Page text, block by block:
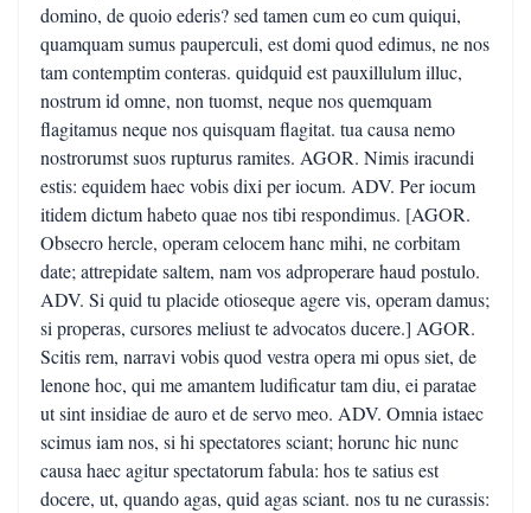
domino, de quoio ederis? sed tamen cum eo cum quiqui,
quamquam sumus pauperculi, est domi quod edimus, ne nos
tam contemptim conteras. quidquid est pauxillulum illuc,
nostrum id omne, non tuomst, neque nos quemquam
flagitamus neque nos quisquam flagitat. tua causa nemo
nostrorumst suos rupturus ramites. AGOR. Nimis iracundi
estis: equidem haec vobis dixi per iocum. ADV. Per iocum
itidem dictum habeto quae nos tibi respondimus. [AGOR.
Obsecro hercle, operam celocem hanc mihi, ne corbitam
date; attrepidate saltem, nam vos adproperare haud postulo.
ADV. Si quid tu placide otioseque agere vis, operam damus;
si properas, cursores meliust te advocatos ducere.] AGOR.
Scitis rem, narravi vobis quod vestra opera mi opus siet, de
lenone hoc, qui me amantem ludificatur tam diu, ei paratae
ut sint insidiae de auro et de servo meo. ADV. Omnia istaec
scimus iam nos, si hi spectatores sciant; horunc hic nunc
causa haec agitur spectatorum fabula: hos te satius est
docere, ut, quando agas, quid agas sciant. nos tu ne curassis: